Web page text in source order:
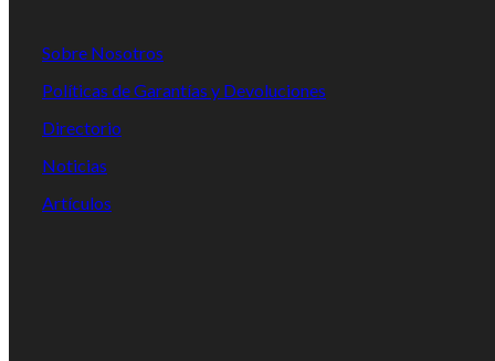
Sobre Nosotros
Políticas de Garantías y Devoluciones
Directorio
Noticias
Artículos